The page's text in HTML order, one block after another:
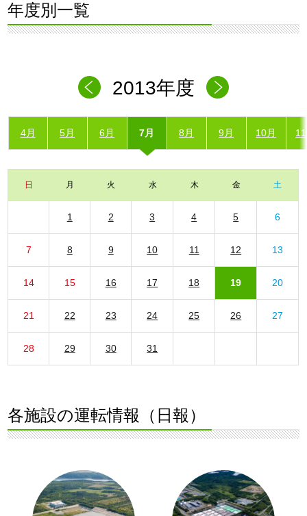
年度別一覧
2013年度
4月 5月 6月 7月 8月 9月 10月
日 月 火 水 木 金 土
1 2 3 4 5 6
7 8 9 10 11 12 13
14 15 16 17 18 19 20
21 22 23 24 25 26 27
28 29 30 31
各施設の運転情報（日報）